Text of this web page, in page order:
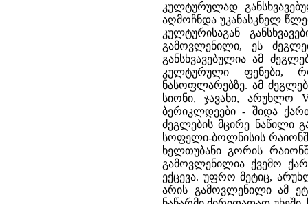
კულტურულად
აღმოჩნდა უკანასკნელ
კულტურისაგან
გამოვლენილი, ეს
განსხვავებულია ამ
კულტურული ფენები,
ნასოფლარებზე. ამ
სიონი, ჯავახი, არუხლო
ბერიკლდეები - შიდა
ძეგლების მცირე ნაწილი
სოფელი-ბოლნისის
ხელთუბანი გორის
გამოვლენილია ქვემო
ექცევა. უფრო მეტიც,
არის გამოვლენილი ამ